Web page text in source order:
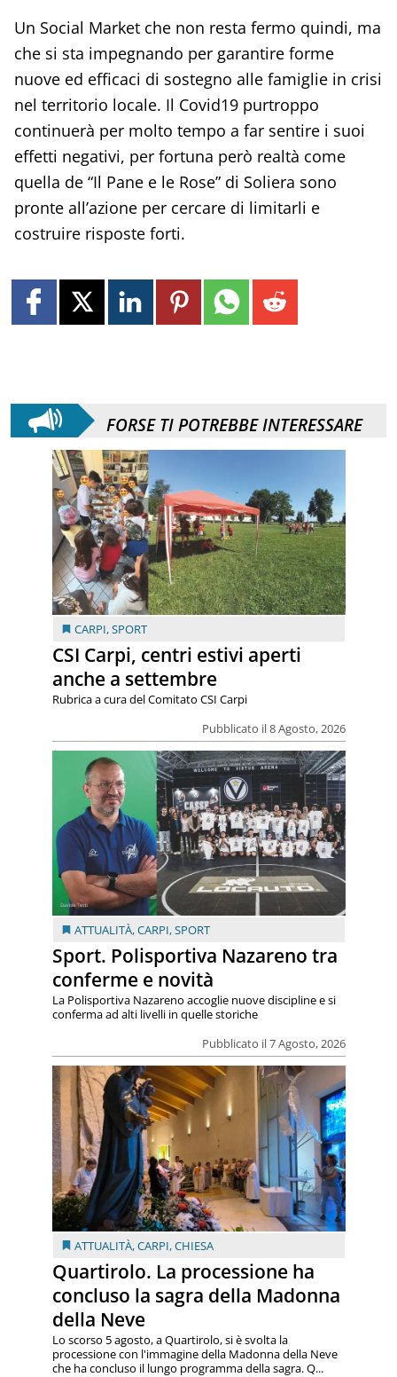
Un Social Market che non resta fermo quindi, ma
che si sta impegnando per garantire forme
nuove ed efficaci di sostegno alle famiglie in crisi
nel territorio locale. Il Covid19 purtroppo
continuerà per molto tempo a far sentire i suoi
effetti negativi, per fortuna però realtà come
quella de “Il Pane e le Rose” di Soliera sono
pronte all’azione per cercare di limitarli e
costruire risposte forti.
FORSE TI POTREBBE INTERESSARE
CARPI,SPORT
CSI Carpi, centri estivi aperti
anche a settembre
Pubblicato il 8 Agosto, 2026
Rubrica a cura del Comitato CSI Carpi
ATTUALITÀ,CARPI,SPORT
Sport. Polisportiva Nazareno tra
conferme e novità
Pubblicato il 7 Agosto, 2026
La Polisportiva Nazareno accoglie nuove discipline e si
conferma ad alti livelli in quelle storiche
ATTUALITÀ,CARPI,CHIESA
Quartirolo. La processione ha
concluso la sagra della Madonna
della Neve
Lo scorso 5 agosto, a Quartirolo, si è svolta la
processione con l'immagine della Madonna della Neve
che ha concluso il lungo programma della sagra. Q...